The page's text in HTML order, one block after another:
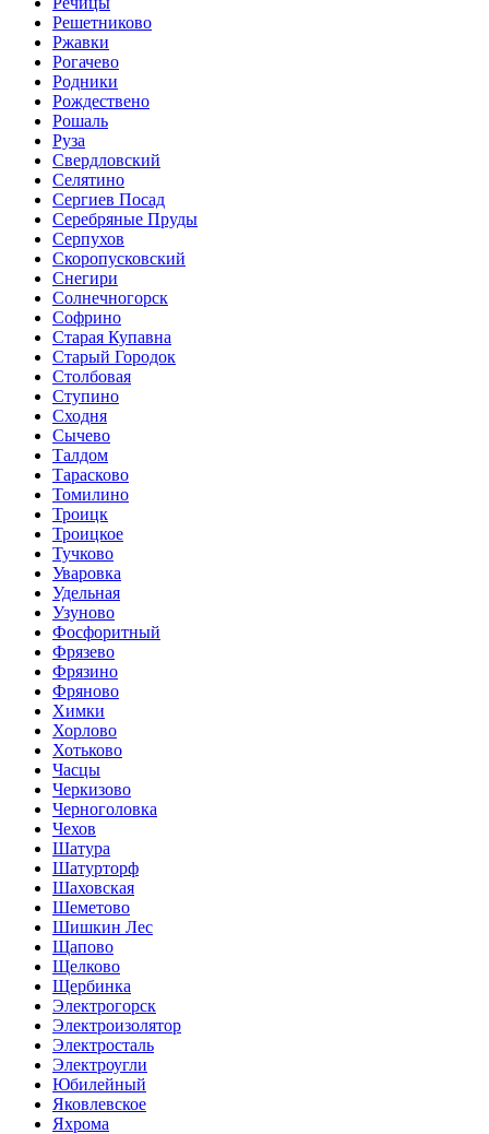
Решетниково
Ржавки
Рогачево
Родники
Рождествено
Рошаль
Руза
Свердловский
Селятино
Сергиев Посад
Серебряные Пруды
Серпухов
Скоропусковский
Снегири
Солнечногорск
Софрино
Старая Купавна
Старый Городок
Столбовая
Ступино
Сходня
Сычево
Талдом
Тарасково
Томилино
Троицк
Троицкое
Тучково
Уваровка
Удельная
Узуново
Фосфоритный
Фрязево
Фрязино
Фряново
Химки
Хорлово
Хотьково
Часцы
Черкизово
Черноголовка
Чехов
Шатура
Шатурторф
Шаховская
Шеметово
Шишкин Лес
Щапово
Щелково
Щербинка
Электрогорск
Электроизолятор
Электросталь
Электроугли
Юбилейный
Яковлевское
Яхрома